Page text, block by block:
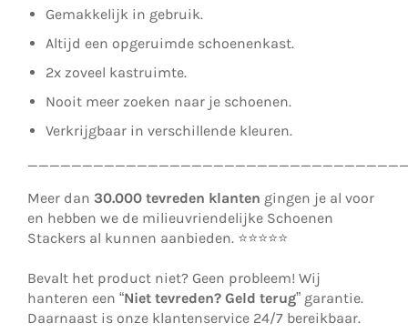
Gemakkelijk in gebruik.
Altijd een opgeruimde schoenenkast.
2x zoveel kastruimte.
Nooit meer zoeken naar je schoenen.
Verkrijgbaar in verschillende kleuren.
Meer dan 30.000 tevreden klanten gingen je al voor
en hebben we de milieuvriendelijke Schoenen
Stackers al kunnen aanbieden. ⭐⭐⭐⭐⭐
Bevalt het product niet? Geen probleem! Wij
hanteren een “Niet tevreden? Geld terug” garantie.
Daarnaast is onze klantenservice 24/7 bereikbaar.